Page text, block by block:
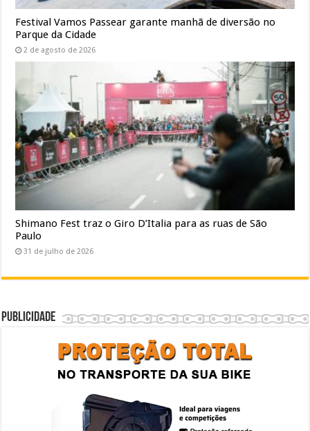
Festival Vamos Passear garante manhã de diversão no
Parque da Cidade
2 de agosto de 2026
Shimano Fest traz o Giro D’Italia para as ruas de São
Paulo
31 de julho de 2026
Publicidade